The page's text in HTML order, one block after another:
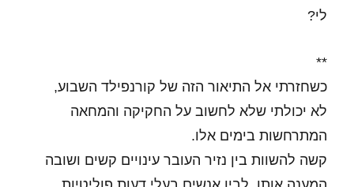
לי?
**
כשחזרתי אל התיאור הזה של קורנפילד השבוע,
לא יכולתי שלא לחשוב על החקיקה והמחאה
המתרחשות בימים אלו.
קשה להשוות בין נזיר העובר עינויים קשים ושובה